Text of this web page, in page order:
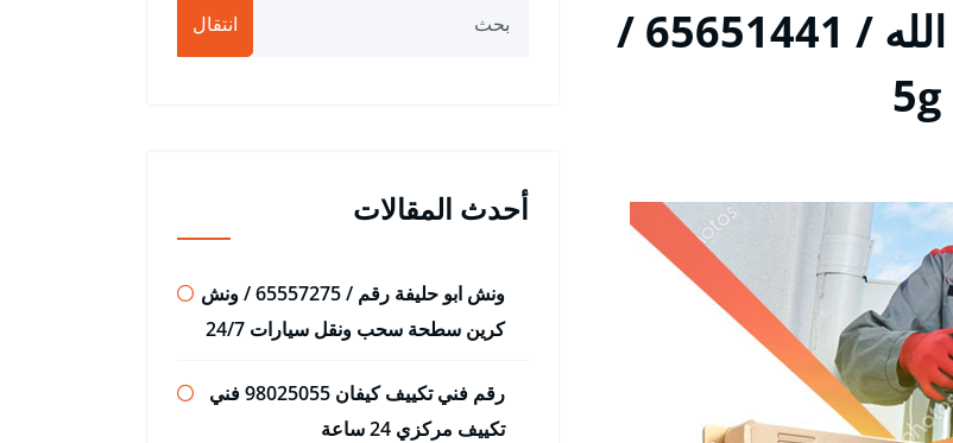
مقوي سيرفس في سعد العبد الله / 65651441 /
انتقال
أحدث المقالات
ونش ابو حليفة رقم / 65557275 / ونش
كرين سطحة سحب ونقل سيارات 24/7
رقم فني تكييف كيفان 98025055 فني
تكييف مركزي 24 ساعة